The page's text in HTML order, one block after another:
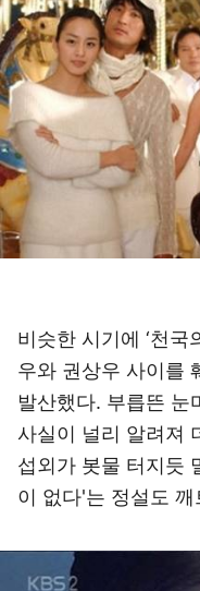
비슷한 시기에 ‘천국
우와 권상우 사이를
발산했다. 부릅뜬 눈
사실이 널리 알려져
섭외가 봇물 터지듯
이 없다'는 정설도 깨